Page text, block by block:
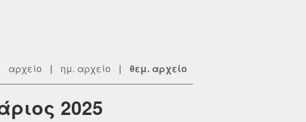
αρχείο | ημ. αρχείο | θεμ. αρχείο
2025